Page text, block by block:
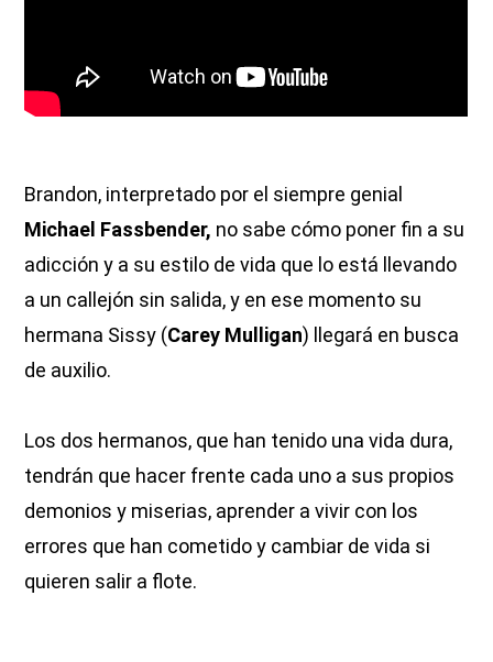
Brandon, interpretado por el siempre genial
Michael Fassbender, no sabe cómo poner fin a su
adicción y a su estilo de vida que lo está llevando
a un callejón sin salida, y en ese momento su
hermana Sissy (Carey Mulligan) llegará en busca
de auxilio.
Los dos hermanos, que han tenido una vida dura,
tendrán que hacer frente cada uno a sus propios
demonios y miserias, aprender a vivir con los
errores que han cometido y cambiar de vida si
quieren salir a flote.